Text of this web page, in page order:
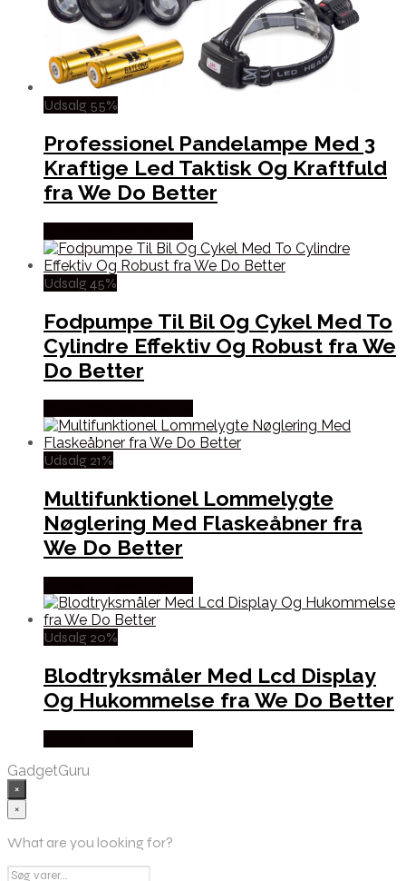
Udsalg 55%
Professionel Pandelampe Med 3
Kraftige Led Taktisk Og Kraftfuld
fra We Do Better
Udsalg 45%
Fodpumpe Til Bil Og Cykel Med To
Cylindre Effektiv Og Robust fra We
Do Better
Udsalg 21%
Multifunktionel Lommelygte
Nøglering Med Flaskeåbner fra
We Do Better
Udsalg 20%
Blodtryksmåler Med Lcd Display
Og Hukommelse fra We Do Better
GadgetGuru
×
×
What are you looking for?